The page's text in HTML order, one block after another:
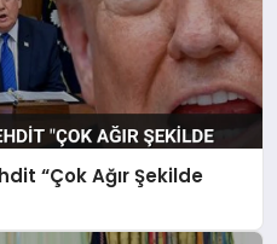
“Çok Ağır Şekilde